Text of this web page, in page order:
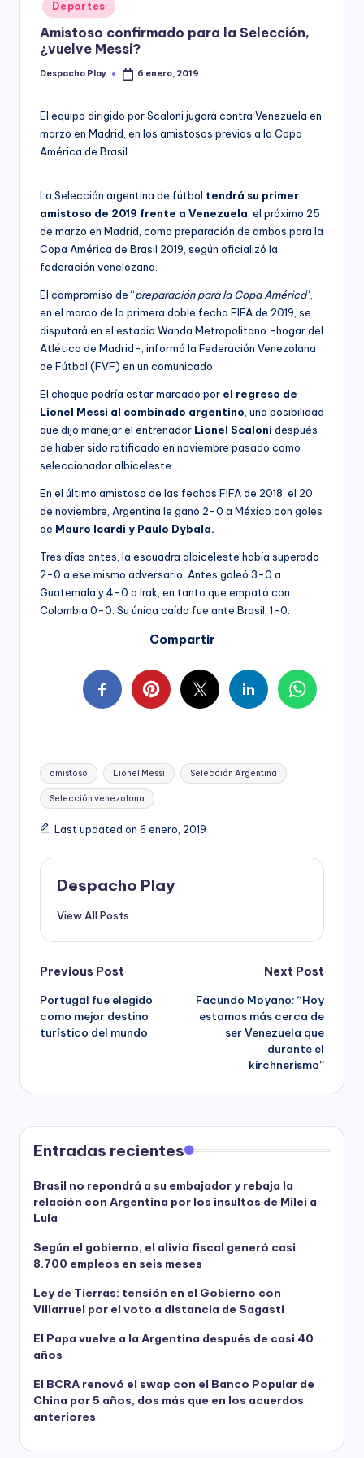
y
in
Deportes
Amistoso confirmado para la Selección,
¿vuelve Messi?
Posted
Despacho Play 6 enero, 2019
El equipo dirigido por Scaloni jugará contra Venezuela en
marzo en Madrid, en los amistosos previos a la Copa
América de Brasil.
La Selección argentina de fútbol tendrá su primer
amistoso de 2019 frente a Venezuela , el próximo 25
de marzo en Madrid, como preparación de ambos para la
Copa América de Brasil 2019, según oficializó la
federación venelozana.
El compromiso de “preparación para la Copa América“,
en el marco de la primera doble fecha FIFA de 2019, se
disputará en el estadio Wanda Metropolitano -hogar del
Atlético de Madrid-, informó la Federación Venezolana
de Fútbol (FVF) en un comunicado.
El choque podría estar marcado por el regreso de
Lionel Messi al combinado argentino , una posibilidad
que dijo manejar el entrenador Lionel Scaloni después
de haber sido ratificado en noviembre pasado como
seleccionador albiceleste.
En el último amistoso de las fechas FIFA de 2018, el 20
de noviembre, Argentina le ganó 2-0 a México con goles
de Mauro Icardi y Paulo Dybala.
Tres días antes, la escuadra albiceleste había superado
2-0 a ese mismo adversario. Antes goleó 3-0 a
Guatemala y 4-0 a Irak, en tanto que empató con
Colombia 0-0. Su única caída fue ante Brasil, 1-0.
Compartir
Tags:
amistoso Lionel Messi Selección Argentina
Selección venezolana
Last updated on 6 enero, 2019
Despacho Play
View All Posts
Post
navigation
Previous Post
Portugal fue elegido
como mejor destino
turístico del mundo
Next Post
Facundo Moyano: “Hoy
estamos más cerca de
ser Venezuela que
durante el
kirchnerismo”
Entradas recientes
Brasil no repondrá a su embajador y rebaja la
relación con Argentina por los insultos de Milei a
Lula
Según el gobierno, el alivio fiscal generó casi
8.700 empleos en seis meses
Ley de Tierras: tensión en el Gobierno con
Villarruel por el voto a distancia de Sagasti
El Papa vuelve a la Argentina después de casi 40
años
El BCRA renovó el swap con el Banco Popular de
China por 5 años, dos más que en los acuerdos
anteriores